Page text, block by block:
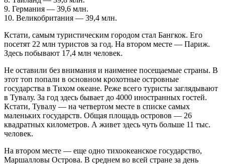
9. Германия — 39,6 млн.
10. Великобритания — 39,4 млн.
Кстати, самым туристическим городом стал Бангкок. Его
посетят 22 млн туристов за год. На втором месте — Париж.
Здесь побывают 17,4 млн человек.
Не оставили без внимания и наименее посещаемые страны. В
этот топ попали в основном крохотные островные
государства в Тихом океане. Реже всего туристы заглядывают
в Тувалу. За год здесь бывает до 4000 иностранных гостей.
Кстати, Тувалу — на четвертом месте в списке самых
маленьких государств. Общая площадь островов — 26
квадратных километров. А живет здесь чуть больше 11 тыс.
человек.
На втором месте — еще одно тихоокеанское государство,
Маршалловы Острова. В среднем во всей стране за день